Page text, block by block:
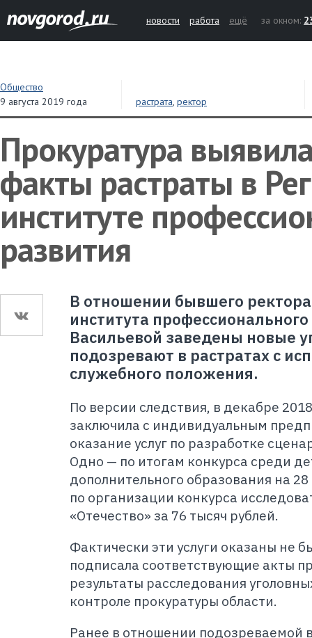
новости работа ещё за окном:
Общество
9 августа 2019 года
растрата, ректор
Прокуратура
факты растраты в
институте
развития
В отношении бывшего
института
Васильевой заведены новые
подозревают в растратах с
служебного положения.
По версии следствия, в декабре
заключила с индивидуальным
оказание услуг по разработке
Одно — по итогам конкурса среди
дополнительного образования на
по организации конкурса
«Отечество» за 76 тысяч рублей.
Фактически эти услуги оказаны не
подписала соответствующие акты
результаты расследования
контроле прокуратуры области.
Ранее в отношении подозреваемой